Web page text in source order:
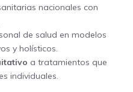
nacionales con
de salud en modelos
y holísticos.
a tratamientos que
individuales.